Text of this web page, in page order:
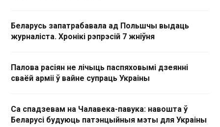
Беларусь запатрабавала ад Польшчы выдаць
журналіста. Хронікі рэпрэсій 7 жніўня
Палова расіян не лічыць паспяховымі дзеянні
сваёй арміі ў вайне супраць Украіны
Са спадзевам на Чалавека-павука: навошта ў
Беларусі будуюць патэнцыйныя мэты для Украіны